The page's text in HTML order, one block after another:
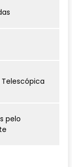
pelo